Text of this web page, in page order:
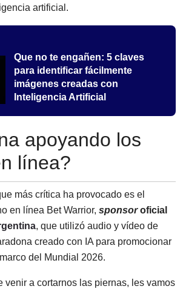
artificial.
Que no te engañen: 5 claves
para identificar fácilmente
imágenes creadas con
Inteligencia Artificial
apoyando los
línea?
más crítica ha provocado es el
en línea Bet Warrior, sponsoroficial
, que utilizó audio y vídeo de
creado con IA para promocionar
del Mundial 2026.
venir a cortarnos las piernas, les vamos